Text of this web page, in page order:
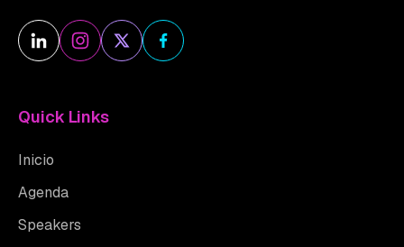
Quick Links
Inicio
Agenda
Speakers